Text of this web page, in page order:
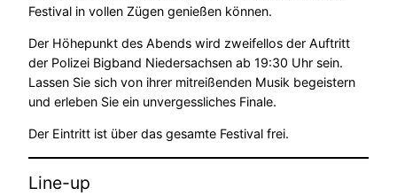
Festival in vollen Zügen genießen können.
Der Höhepunkt des Abends wird zweifellos der Auftritt
der Polizei Bigband Niedersachsen ab 19:30 Uhr sein.
Lassen Sie sich von ihrer mitreißenden Musik begeistern
und erleben Sie ein unvergessliches Finale.
Der Eintritt ist über das gesamte Festival frei.
Line-up